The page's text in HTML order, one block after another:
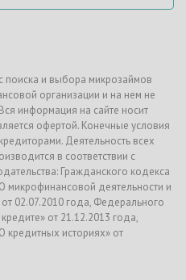
поиска и выбора микрозаймов
организации и на нем не
информация на сайте носит
офертой. Конечные условия
Деятельность всех
в соответствии с
Гражданского кодекса
деятельности и
02.07.2010 года, Федерального
от 21.12.2013 года,
историях» от